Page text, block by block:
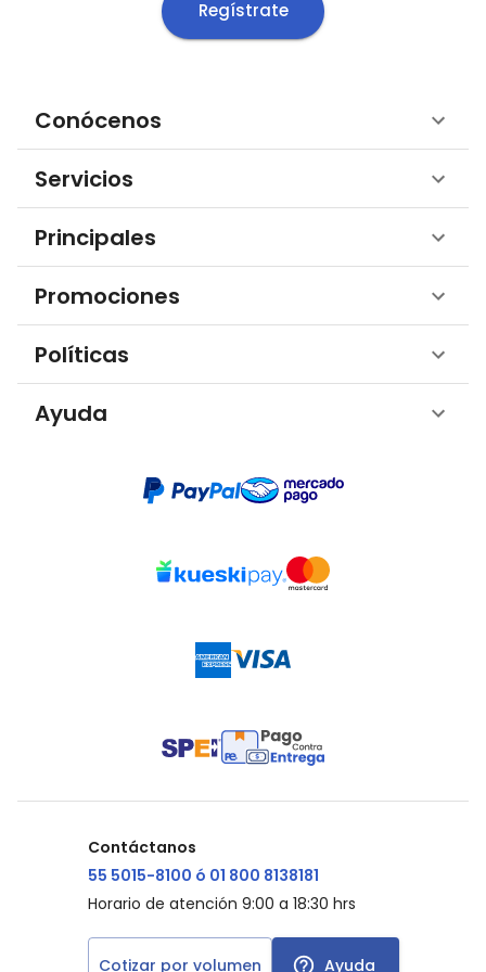
Regístrate
Conócenos
Servicios
Principales
Promociones
Políticas
Ayuda
Contáctanos
55 5015-8100 ó 01 800 8138181
Horario de atención 9:00 a 18:30 hrs
Cotizar por volumen Ayuda